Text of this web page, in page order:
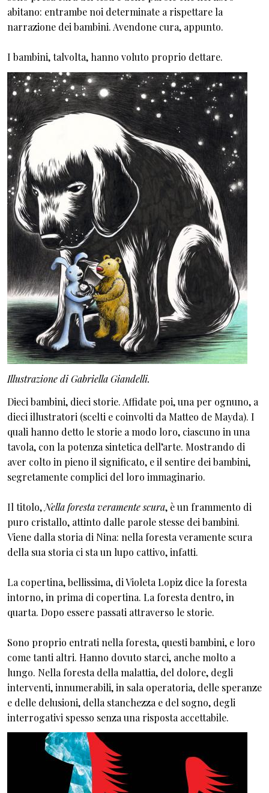
abitano: entrambe noi determinate a rispettare la
narrazione dei bambini. Avendone cura, appunto.
I bambini, talvolta, hanno voluto proprio dettare.
Illustrazione di Gabriella Giandelli.
Dieci bambini, dieci storie. Affidate poi, una per ognuno, a
dieci illustratori (scelti e coinvolti da Matteo de Mayda). I
quali hanno detto le storie a modo loro, ciascuno in una
tavola, con la potenza sintetica dell’arte. Mostrando di
aver colto in pieno il significato, e il sentire dei bambini,
segretamente complici del loro immaginario.
Il titolo, Nella foresta veramente scura, è un frammento di
puro cristallo, attinto dalle parole stesse dei bambini.
Viene dalla storia di Nina: nella foresta veramente scura
della sua storia ci sta un lupo cattivo, infatti.
La copertina, bellissima, di Violeta Lopiz dice la foresta
intorno, in prima di copertina. La foresta dentro, in
quarta. Dopo essere passati attraverso le storie.
Sono proprio entrati nella foresta, questi bambini, e loro
come tanti altri. Hanno dovuto starci, anche molto a
lungo. Nella foresta della malattia, del dolore, degli
interventi, innumerabili, in sala operatoria, delle speranze
e delle delusioni, della stanchezza e del sogno, degli
interrogativi spesso senza una risposta accettabile.